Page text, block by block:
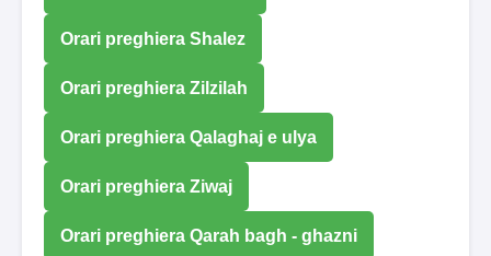
Orari preghiera Shalez
Orari preghiera Zilzilah
Orari preghiera Qalaghaj e ulya
Orari preghiera Ziwaj
Orari preghiera Qarah bagh - ghazni